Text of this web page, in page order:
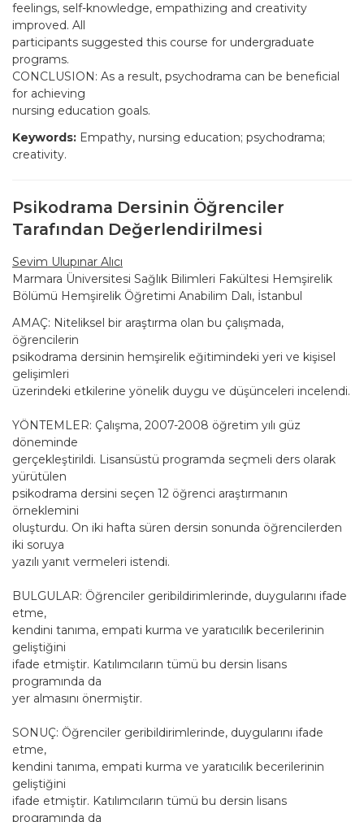
feelings, self-knowledge, empathizing and creativity
improved. All
participants suggested this course for undergraduate
programs.
CONCLUSION: As a result, psychodrama can be beneficial
for achieving
nursing education goals.
Keywords: Empathy, nursing education; psychodrama;
creativity.
Psikodrama Dersinin Öğrenciler
Tarafından Değerlendirilmesi
Sevim Ulupınar Alıcı
Marmara Üniversitesi Sağlık Bilimleri Fakültesi Hemşirelik
Bölümü Hemşirelik Öğretimi Anabilim Dalı, İstanbul
AMAÇ: Niteliksel bir araştırma olan bu çalışmada,
öğrencilerin
psikodrama dersinin hemşirelik eğitimindeki yeri ve kişisel
gelişimleri
üzerindeki etkilerine yönelik duygu ve düşünceleri incelendi.
YÖNTEMLER: Çalışma, 2007-2008 öğretim yılı güz
döneminde
gerçekleştirildi. Lisansüstü programda seçmeli ders olarak
yürütülen
psikodrama dersini seçen 12 öğrenci araştırmanın
örneklemini
oluşturdu. On iki hafta süren dersin sonunda öğrencilerden
iki soruya
yazılı yanıt vermeleri istendi.
BULGULAR: Öğrenciler geribildirimlerinde, duygularını ifade
etme,
kendini tanıma, empati kurma ve yaratıcılık becerilerinin
geliştiğini
ifade etmiştir. Katılımcıların tümü bu dersin lisans
programında da
yer almasını önermiştir.
SONUÇ: Öğrenciler geribildirimlerinde, duygularını ifade
etme,
kendini tanıma, empati kurma ve yaratıcılık becerilerinin
geliştiğini
ifade etmiştir. Katılımcıların tümü bu dersin lisans
programında da